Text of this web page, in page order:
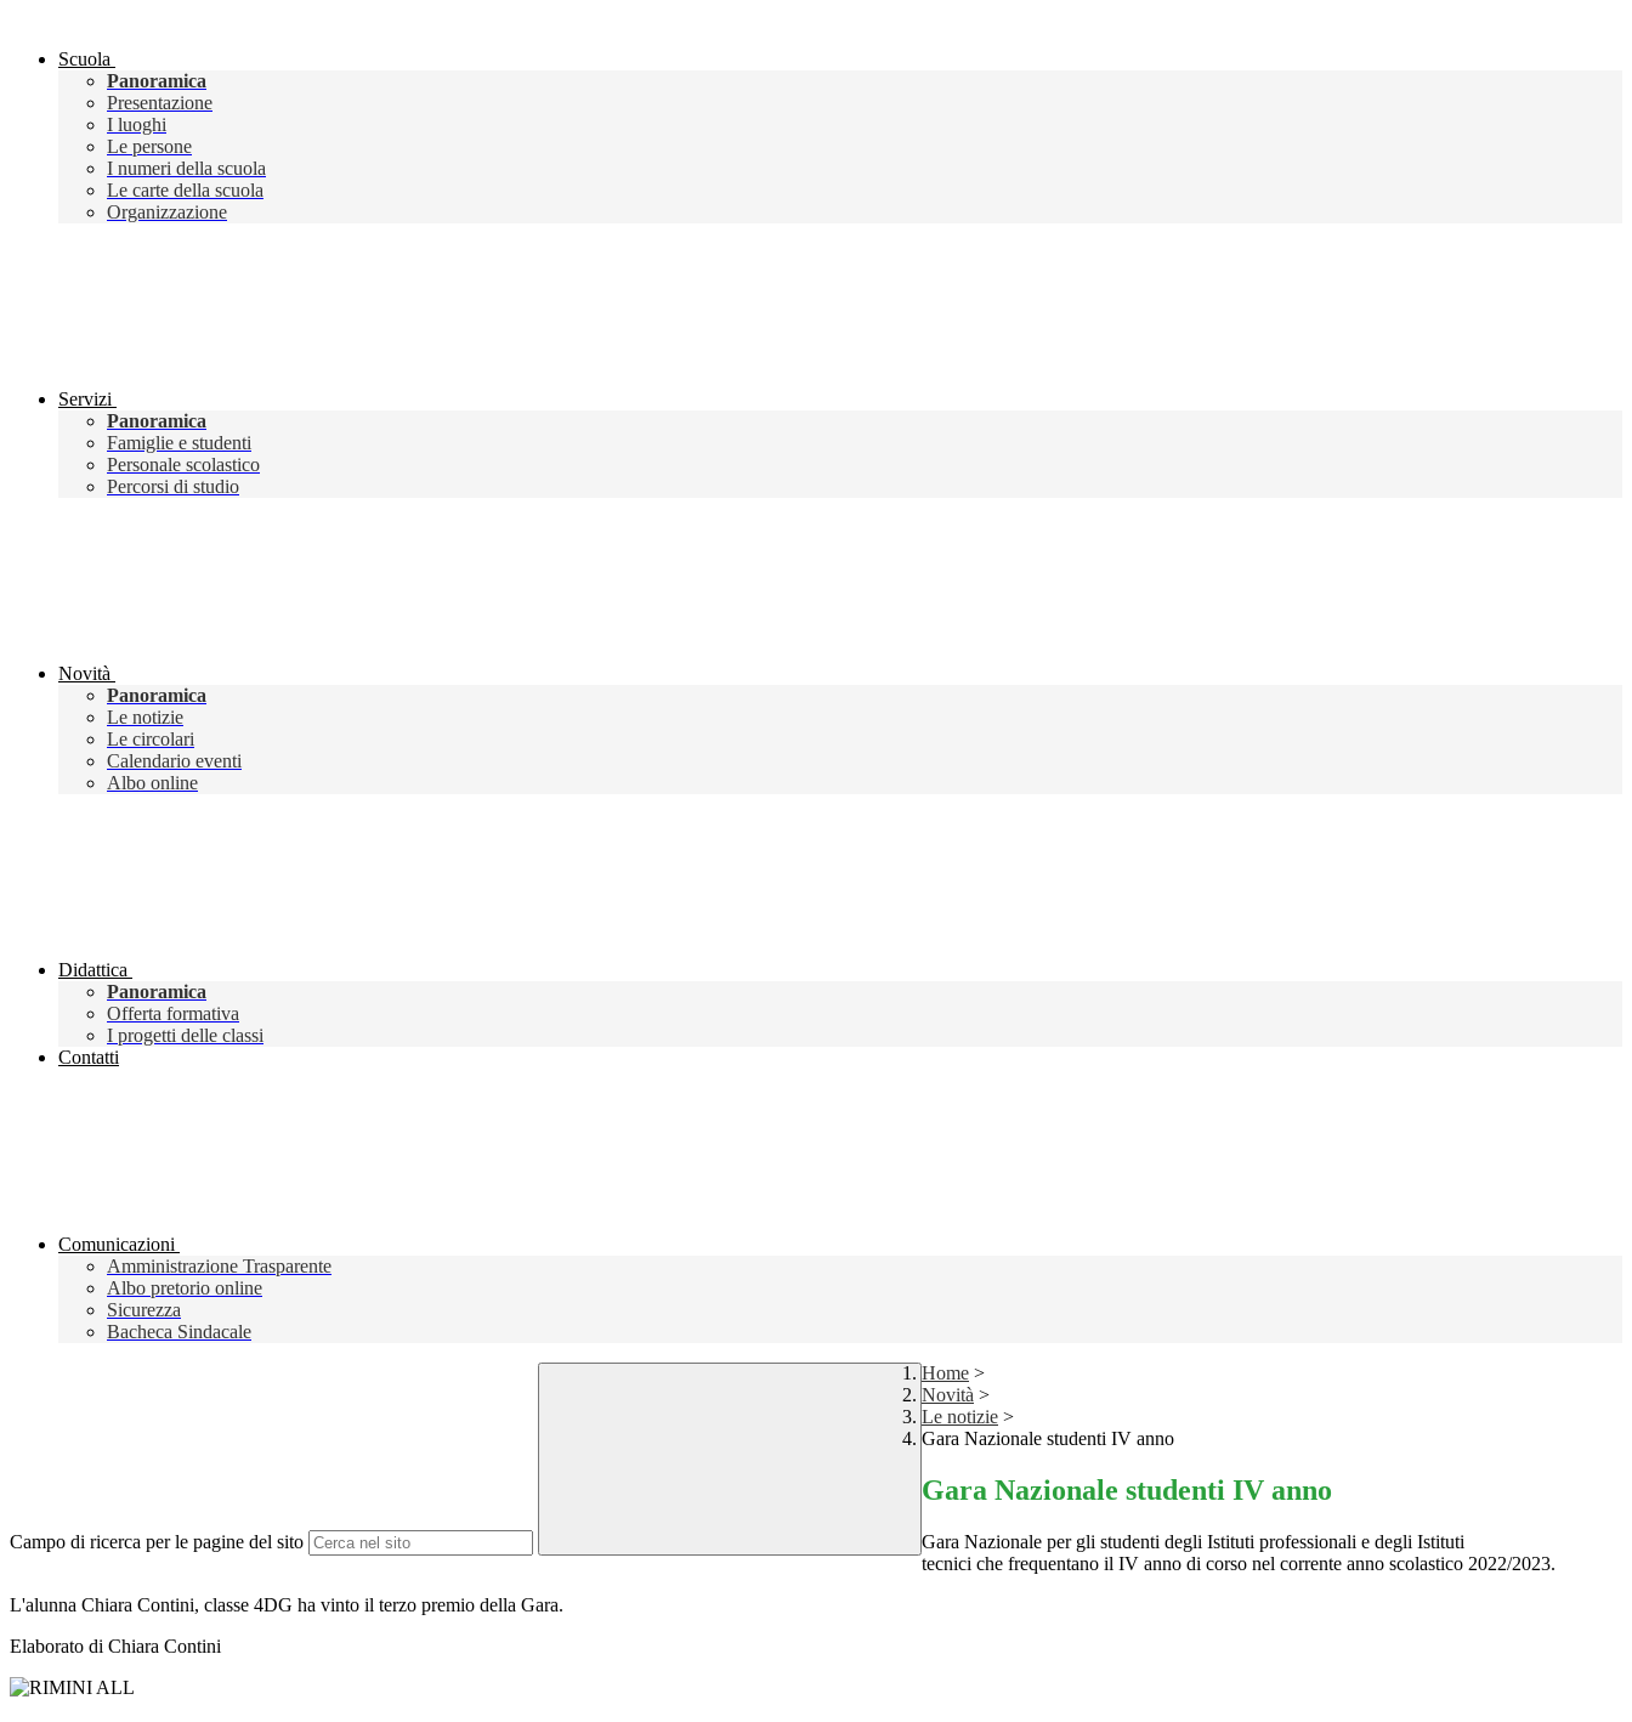
Scuola
Panoramica
Presentazione
I luoghi
Le persone
I numeri della scuola
Le carte della scuola
Organizzazione
Servizi
Panoramica
Famiglie e studenti
Personale scolastico
Percorsi di studio
Novità
Panoramica
Le notizie
Le circolari
Calendario eventi
Albo online
Didattica
Panoramica
Offerta formativa
I progetti delle classi
Contatti
Comunicazioni
Amministrazione Trasparente
Albo pretorio online
Sicurezza
Bacheca Sindacale
Campo di ricerca per le pagine del sito
Home >
Novità >
Le notizie >
Gara Nazionale studenti IV anno
Gara Nazionale studenti IV anno
Gara Nazionale per gli studenti degli Istituti professionali e degli Istituti
tecnici che frequentano il IV anno di corso nel corrente anno scolastico 2022/2023.
L'alunna Chiara Contini, classe 4DG ha vinto il terzo premio della Gara.
Elaborato di Chiara Contini